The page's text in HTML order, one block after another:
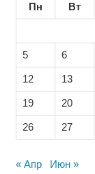
Пн
Вт
5 6
12 13
19 20
26 27
« Апр Июн »